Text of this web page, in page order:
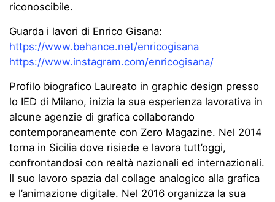
riconoscibile.
Guarda i lavori di Enrico Gisana:
https://www.behance.net/enricogisana
https://www.instagram.com/enricogisana/
Profilo biografico Laureato in graphic design presso
lo IED di Milano, inizia la sua esperienza lavorativa in
alcune agenzie di grafica collaborando
contemporaneamente con Zero Magazine. Nel 2014
torna in Sicilia dove risiede e lavora tutt’oggi,
confrontandosi con realtà nazionali ed internazionali.
Il suo lavoro spazia dal collage analogico alla grafica
e l’animazione digitale. Nel 2016 organizza la sua